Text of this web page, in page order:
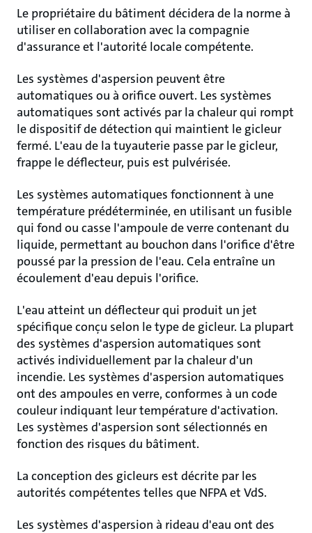
Le propriétaire du bâtiment décidera de la norme à
utiliser en collaboration avec la compagnie
d'assurance et l'autorité locale compétente.
Les systèmes d'aspersion peuvent être
automatiques ou à orifice ouvert. Les systèmes
automatiques sont activés par la chaleur qui rompt
le dispositif de détection qui maintient le gicleur
fermé. L'eau de la tuyauterie passe par le gicleur,
frappe le déflecteur, puis est pulvérisée.
Les systèmes automatiques fonctionnent à une
température prédéterminée, en utilisant un fusible
qui fond ou casse l'ampoule de verre contenant du
liquide, permettant au bouchon dans l'orifice d'être
poussé par la pression de l'eau. Cela entraîne un
écoulement d'eau depuis l'orifice.
L'eau atteint un déflecteur qui produit un jet
spécifique conçu selon le type de gicleur. La plupart
des systèmes d'aspersion automatiques sont
activés individuellement par la chaleur d'un
incendie. Les systèmes d'aspersion automatiques
ont des ampoules en verre, conformes à un code
couleur indiquant leur température d'activation.
Les systèmes d'aspersion sont sélectionnés en
fonction des risques du bâtiment.
La conception des gicleurs est décrite par les
autorités compétentes telles que NFPA et VdS.
Les systèmes d'aspersion à rideau d'eau ont des